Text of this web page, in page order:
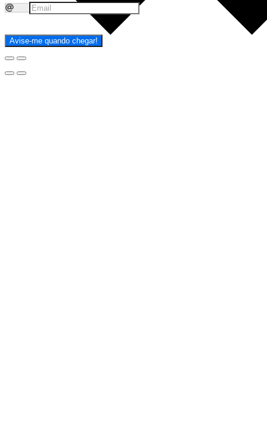
Avise-me quando chegar!